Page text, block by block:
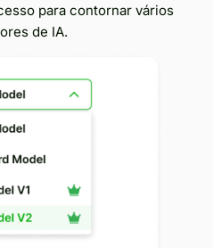
para contornar vários
de IA.